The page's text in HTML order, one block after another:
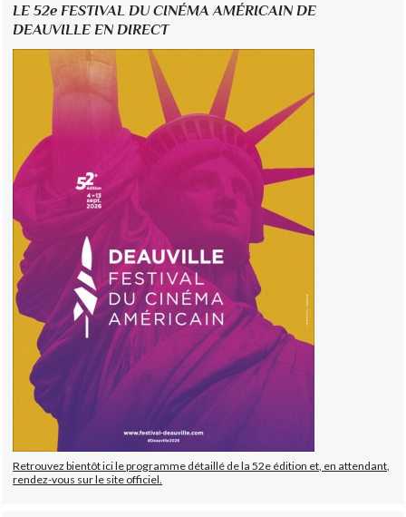
LE 52e FESTIVAL DU CINÉMA AMÉRICAIN DE
DEAUVILLE EN DIRECT
Retrouvez bientôt ici le programme détaillé de la 52e édition et, en attendant,
rendez-vous sur le site officiel.